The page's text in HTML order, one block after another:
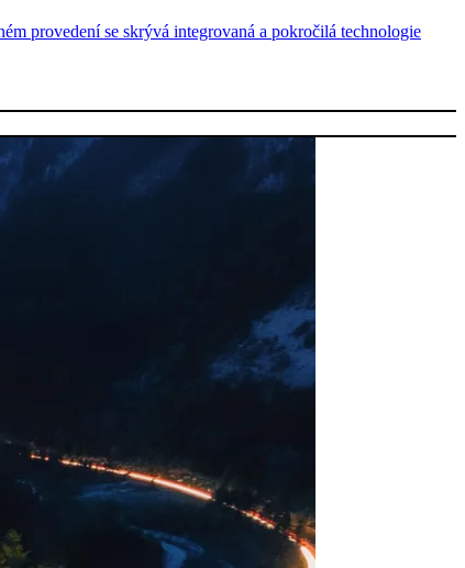
provedení se skrývá integrovaná a pokročilá technologie